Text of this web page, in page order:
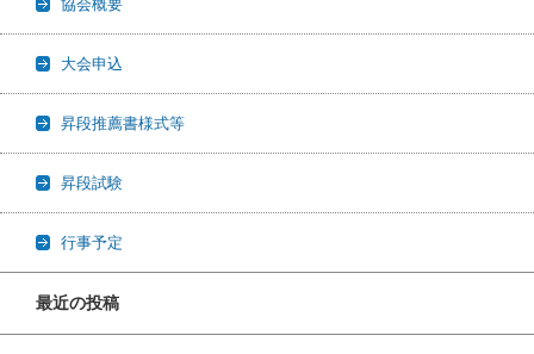
協会概要
大会申込
昇段推薦書様式等
昇段試験
行事予定
最近の投稿